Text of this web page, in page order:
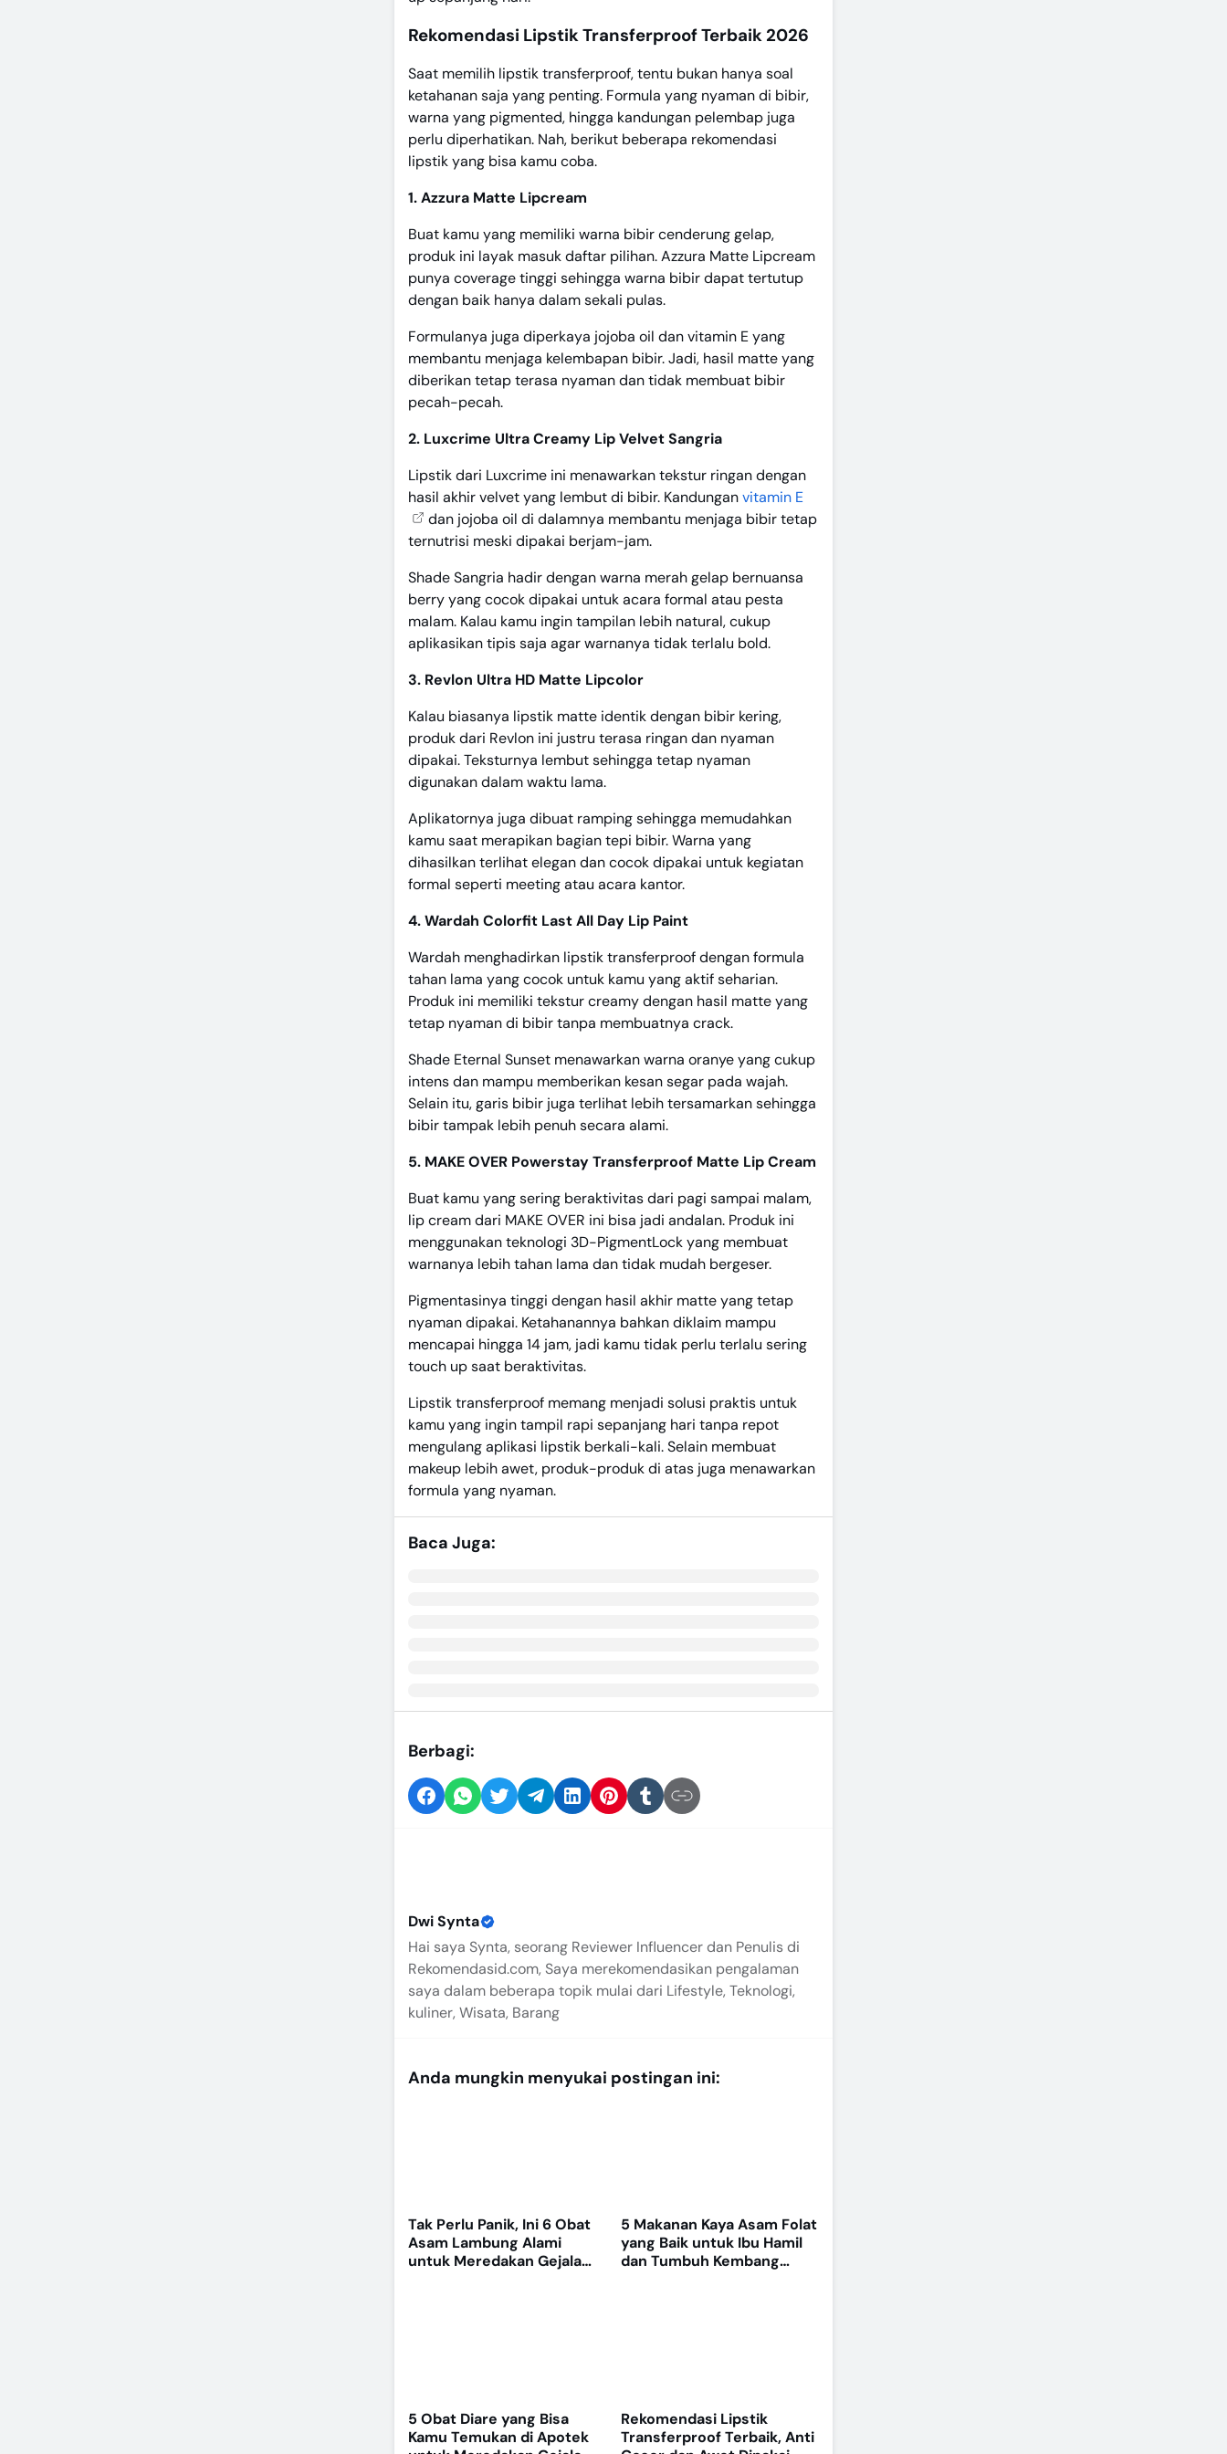
Rekomendasi Lipstik Transferproof Terbaik 2026
Saat memilih lipstik transferproof, tentu bukan hanya soal
ketahanan saja yang penting. Formula yang nyaman di bibir,
warna yang pigmented, hingga kandungan pelembap juga
perlu diperhatikan. Nah, berikut beberapa rekomendasi
lipstik yang bisa kamu coba.
1. Azzura Matte Lipcream
Buat kamu yang memiliki warna bibir cenderung gelap,
produk ini layak masuk daftar pilihan. Azzura Matte Lipcream
punya coverage tinggi sehingga warna bibir dapat tertutup
dengan baik hanya dalam sekali pulas.
Formulanya juga diperkaya jojoba oil dan vitamin E yang
membantu menjaga kelembapan bibir. Jadi, hasil matte yang
diberikan tetap terasa nyaman dan tidak membuat bibir
pecah-pecah.
2. Luxcrime Ultra Creamy Lip Velvet Sangria
Lipstik dari Luxcrime ini menawarkan tekstur ringan dengan
hasil akhir velvet yang lembut di bibir. Kandunganvitamin E
dan jojoba oil di dalamnya membantu menjaga bibir tetap
ternutrisi meski dipakai berjam-jam.
Shade Sangria hadir dengan warna merah gelap bernuansa
berry yang cocok dipakai untuk acara formal atau pesta
malam. Kalau kamu ingin tampilan lebih natural, cukup
aplikasikan tipis saja agar warnanya tidak terlalu bold.
3. Revlon Ultra HD Matte Lipcolor
Kalau biasanya lipstik matte identik dengan bibir kering,
produk dari Revlon ini justru terasa ringan dan nyaman
dipakai. Teksturnya lembut sehingga tetap nyaman
digunakan dalam waktu lama.
Aplikatornya juga dibuat ramping sehingga memudahkan
kamu saat merapikan bagian tepi bibir. Warna yang
dihasilkan terlihat elegan dan cocok dipakai untuk kegiatan
formal seperti meeting atau acara kantor.
4. Wardah Colorfit Last All Day Lip Paint
Wardah menghadirkan lipstik transferproof dengan formula
tahan lama yang cocok untuk kamu yang aktif seharian.
Produk ini memiliki tekstur creamy dengan hasil matte yang
tetap nyaman di bibir tanpa membuatnya crack.
Shade Eternal Sunset menawarkan warna oranye yang cukup
intens dan mampu memberikan kesan segar pada wajah.
Selain itu, garis bibir juga terlihat lebih tersamarkan sehingga
bibir tampak lebih penuh secara alami.
5. MAKE OVER Powerstay Transferproof Matte Lip Cream
Buat kamu yang sering beraktivitas dari pagi sampai malam,
lip cream dari MAKE OVER ini bisa jadi andalan. Produk ini
menggunakan teknologi 3D-PigmentLock yang membuat
warnanya lebih tahan lama dan tidak mudah bergeser.
Pigmentasinya tinggi dengan hasil akhir matte yang tetap
nyaman dipakai. Ketahanannya bahkan diklaim mampu
mencapai hingga 14 jam, jadi kamu tidak perlu terlalu sering
touch up saat beraktivitas.
Lipstik transferproof memang menjadi solusi praktis untuk
kamu yang ingin tampil rapi sepanjang hari tanpa repot
mengulang aplikasi lipstik berkali-kali. Selain membuat
makeup lebih awet, produk-produk di atas juga menawarkan
formula yang nyaman.
Baca Juga:
Berbagi:
Dwi Synta
Hai saya Synta, seorang Reviewer Influencer dan Penulis di
Rekomendasid.com, Saya merekomendasikan pengalaman
saya dalam beberapa topik mulai dari Lifestyle, Teknologi,
kuliner, Wisata, Barang
Anda mungkin menyukai postingan ini:
Tak Perlu Panik, Ini 6 Obat
Asam Lambung Alami
untuk Meredakan Gejala
5 Makanan Kaya Asam Folat
yang Baik untuk Ibu Hamil
dan Tumbuh Kembang
5 Obat Diare yang Bisa
Kamu Temukan di Apotek
Rekomendasi Lipstik
Transferproof Terbaik, Anti